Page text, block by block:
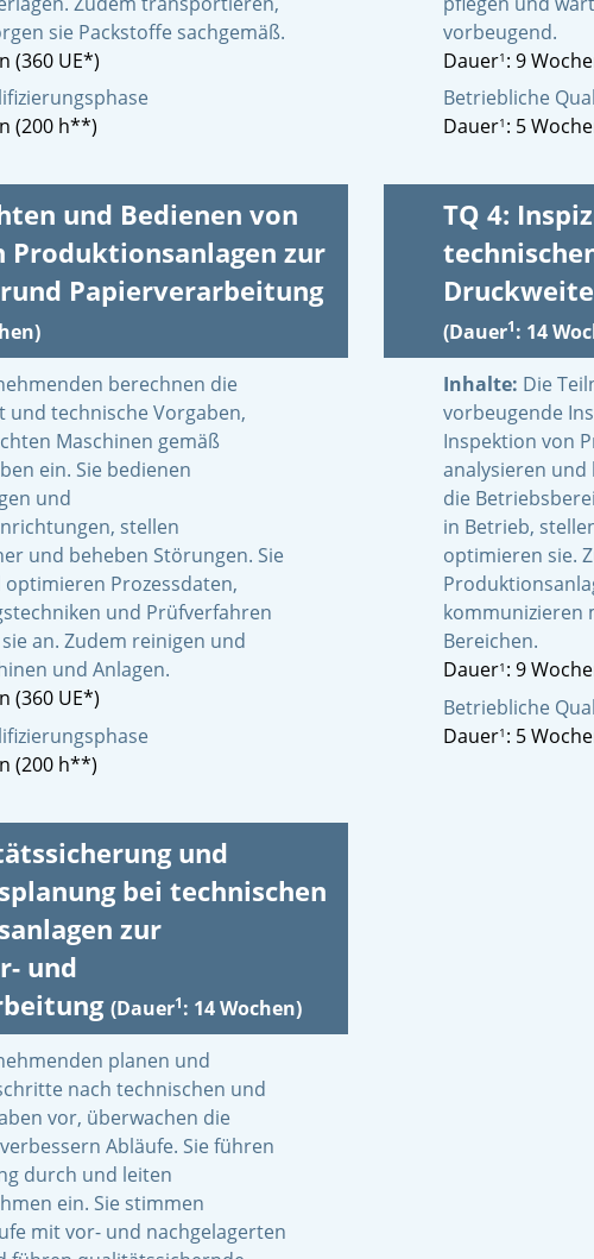
sie Packstoffe sachgemäß.
(360 UE*)
(200 h**)
vorbeugend.
Dauer1 : 9
Betriebliche
Dauer1 : 5
und Bedienen von
Produktionsanlagen zur
Papierverarbeitung
berechnen die
technische Vorgaben,
Maschinen gemäß
ein. Sie bedienen
und
stellen
und beheben Störungen. Sie
Prozessdaten,
und Prüfverfahren
an. Zudem reinigen und
und Anlagen.
(360 UE*)
(200 h**)
und
bei technischen
zur
und
(Dauer1: 14 Wochen)
planen und
nach technischen und
vor, überwachen die
Abläufe. Sie führen
durch und leiten
ein. Sie stimmen
mit vor- und nachgelagerten
TQ 4:
(Dauer1: 14
Inhalte: Die
vorbeugende
Inspektion von
analysieren
die
in Betrieb,
optimieren sie.
kommunizieren
Bereichen.
Dauer1 : 9
Betriebliche
Dauer1 : 5